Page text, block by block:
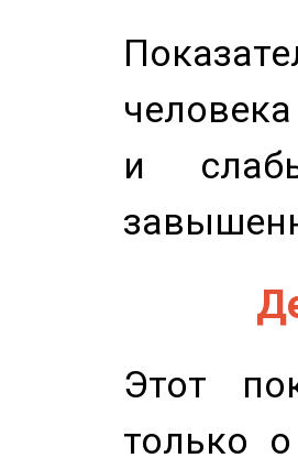
и
Этот
только